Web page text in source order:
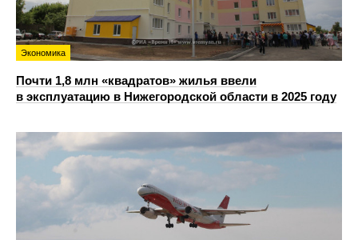
Экономика
Почти 1,8 млн «квадратов» жилья ввели
в эксплуатацию в Нижегородской области в 2025 году